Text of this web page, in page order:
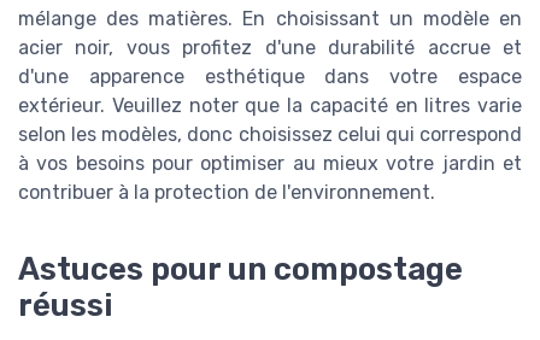
mélange des matières. En choisissant un modèle en
acier noir, vous profitez d'une durabilité accrue et
d'une apparence esthétique dans votre espace
extérieur. Veuillez noter que la capacité en litres varie
selon les modèles, donc choisissez celui qui correspond
à vos besoins pour optimiser au mieux votre jardin et
contribuer à la protection de l'environnement.
Astuces pour un compostage
réussi